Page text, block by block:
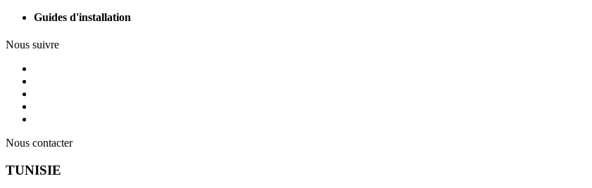
Guides d'installation
Nous suivre
Nous contacter
TUNISIE